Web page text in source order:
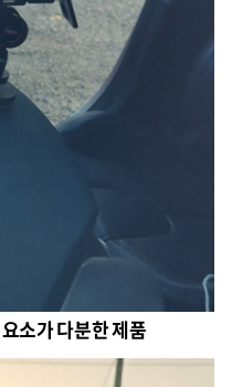
소가 다분한 제품